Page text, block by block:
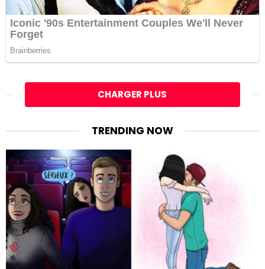
CHARGER PLUS
TRENDING NOW